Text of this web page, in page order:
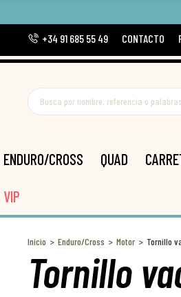
+34 91 685 55 49
CONTACTO
ENDURO/CROSS QUAD
VIP
Inicio Enduro/Cross Motor Tornillo
Tornillo